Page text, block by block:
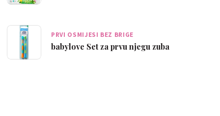
PRVI OSMIJESI BEZ BRIGE
babylove Set za prvu njegu zuba